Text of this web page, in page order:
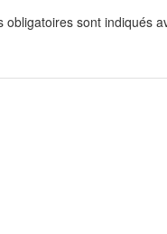
obligatoires sont indiqués